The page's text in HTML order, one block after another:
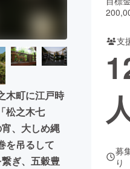
木町に江戸時
松之木七
、大しめ縄
を吊るして
ぎ、五穀豊
支
募
り